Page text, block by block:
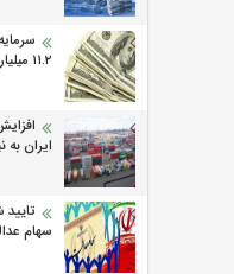
۱۱.۲ میلیارد دلار است
ایران به
سهام